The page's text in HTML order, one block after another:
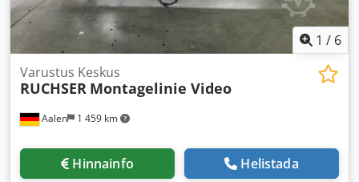
1 / 6
Aalen 1 459 km
Varustus Keskus
RUCHSER Montagelinie Video
Hinnainfo Helistada